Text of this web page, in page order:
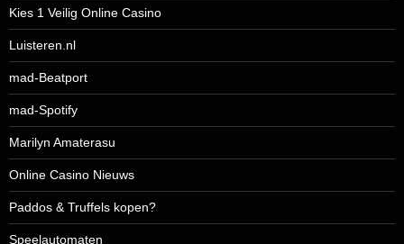
Kies 1 Veilig Online Casino
Luisteren.nl
mad-Beatport
mad-Spotify
Marilyn Amaterasu
Online Casino Nieuws
Paddos & Truffels kopen?
Speelautomaten